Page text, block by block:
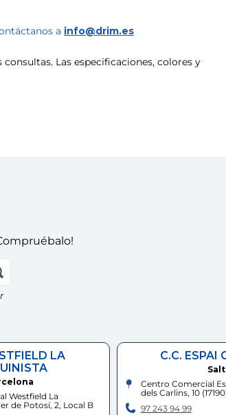
a info@drim.es
Las especificaciones, colores y
LA
Westfield La
de Potosí, 2, Local B
C.C. ESPAI
Salt
Centro Comercial
dels Carlins, 10(17190
97 243 94 99